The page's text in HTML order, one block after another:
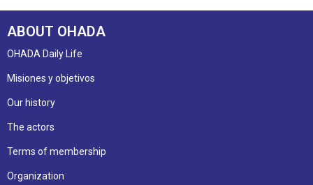
ABOUT OHADA
OHADA Daily Life
Misiones y objetivos
Our history
The actors
Terms of membership
Organization